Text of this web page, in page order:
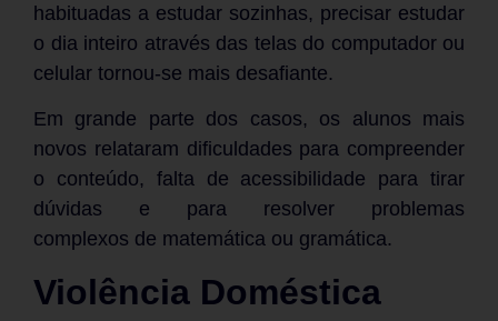
habituadas a estudar sozinhas, precisar estudar
o dia inteiro através das telas do computador ou
celular tornou-se mais desafiante.
Em grande parte dos casos, os alunos mais
novos relataram dificuldades para compreender
o conteúdo, falta de acessibilidade para tirar
dúvidas e para resolver problemas
complexos de matemática ou gramática.
Violência Doméstica